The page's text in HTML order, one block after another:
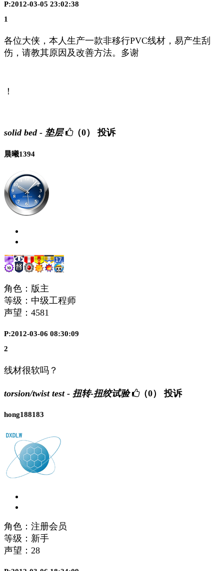
P:2012-03-05 23:02:38
1
各位大侠，本人生产一款非移行PVC线材，易产生刮
伤，请教其原因及改善方法。多谢
！
solid bed - 垫层 （0） 投诉
晨曦1394
角色：版主
等级：中级工程师
声望： 4581
P:2012-03-06 08:30:09
2
线材很软吗？
torsion/twist test - 扭转-扭绞试验 （0） 投诉
hong188183
角色：注册会员
等级：新手
声望： 28